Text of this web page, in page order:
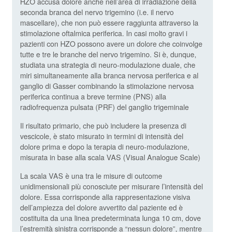
seconda branca del nervo trigemino (i.e. il nervo
mascellare), che non può essere raggiunta attraverso la
stimolazione oftalmica periferica. In casi molto gravi i
pazienti con HZO possono avere un dolore che coinvolge
tutte e tre le branche del nervo trigemino. Si è, dunque,
studiata una strategia di neuro-modulazione duale, che
miri simultaneamente alla branca nervosa periferica e al
ganglio di Gasser combinando la stimolazione nervosa
periferica continua a breve termine (PNS) alla
radiofrequenza pulsata (PRF) del ganglio trigeminale
Il risultato primario, che può includere la presenza di
vescicole, è stato misurato in termini di intensità del
dolore prima e dopo la terapia di neuro-modulazione,
misurata in base alla scala VAS (Visual Analogue Scale)
La scala VAS è una tra le misure di outcome
unidimensionali più conosciute per misurare l’intensità del
dolore. Essa corrisponde alla rappresentazione visiva
dell’ampiezza del dolore avvertito dal paziente ed è
costituita da una linea predeterminata lunga 10 cm, dove
l’estremità sinistra corrisponde a “nessun dolore”, mentre